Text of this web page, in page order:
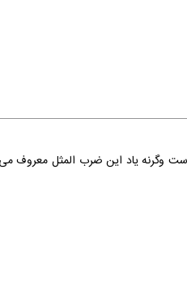
یاد این ضرب المثل معروف